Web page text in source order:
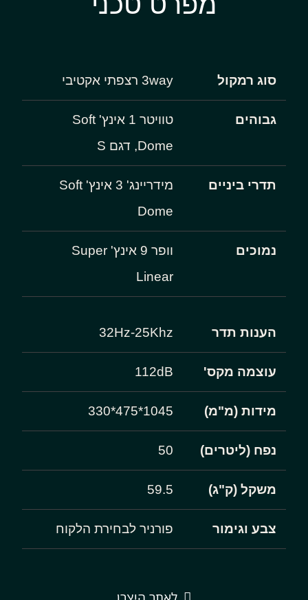
סוג רמקול 3way רצפתי אקטיבי
גבוהים
טוויטר 1 אינץ' Soft
Dome, דגם S
תדרי ביניים
מידריינג' 3 אינץ' Soft
Dome
נמוכים
וופר 9 אינץ' Super
Linear
הענות תדר 32Hz-25Khz
עוצמה מקס' 112dB
מידות (מ"מ) 1045*475*330
נפח (ליטרים) 50
משקל (ק"ג) 59.5
צבע וגימור פורניר לבחירת הלקוח